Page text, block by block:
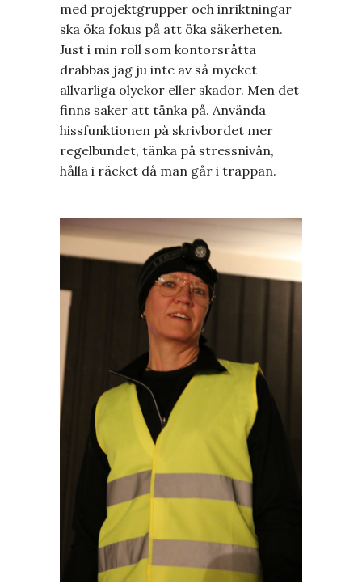
med projektgrupper och inriktningar
ska öka fokus på att öka säkerheten.
Just i min roll som kontorsråtta
drabbas jag ju inte av så mycket
allvarliga olyckor eller skador. Men det
finns saker att tänka på. Använda
hissfunktionen på skrivbordet mer
regelbundet, tänka på stressnivån,
hålla i räcket då man går i trappan.